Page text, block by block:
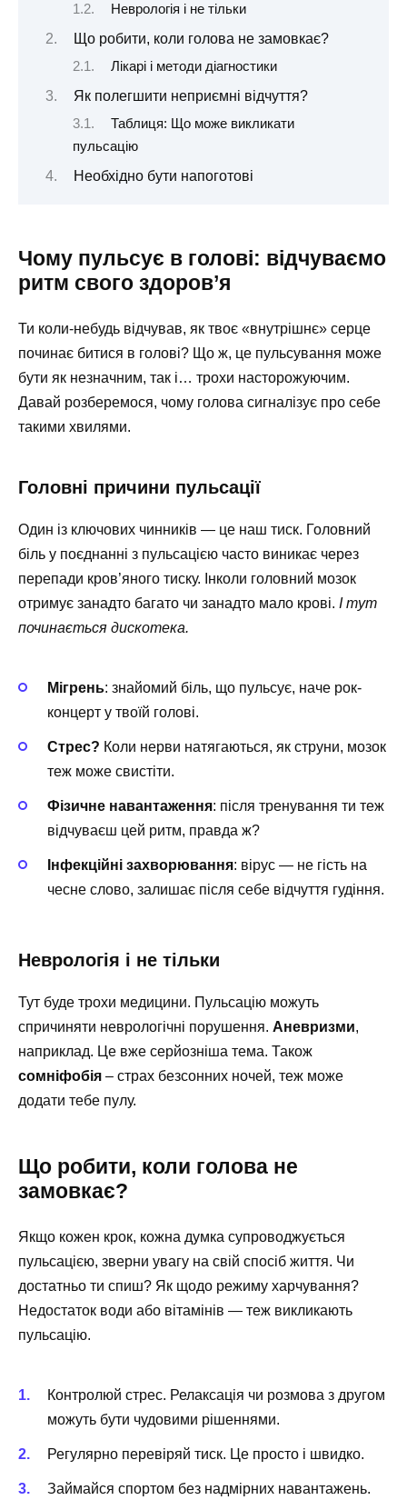
Неврологія і не тільки
Що робити, коли голова не замовкає?
Лікарі і методи діагностики
Як полегшити неприємні відчуття?
Таблиця: Що може викликати
пульсацію
Необхідно бути напоготові
Чому пульсує в голові: відчуваємо
ритм свого здоров’я
Ти коли-небудь відчував, як твоє «внутрішнє» серце
починає битися в голові? Що ж, це пульсування може
бути як незначним, так і… трохи насторожуючим.
Давай розберемося, чому голова сигналізує про себе
такими хвилями.
Головні причини пульсації
Один із ключових чинників — це наш тиск. Головний
біль у поєднанні з пульсацією часто виникає через
перепади кров’яного тиску. Інколи головний мозок
отримує занадто багато чи занадто мало крові. І тут
починається дискотека.
Мігрень: знайомий біль, що пульсує, наче рок-
концерт у твоїй голові.
Стрес? Коли нерви натягаються, як струни, мозок
теж може свистіти.
Фізичне навантаження: після тренування ти теж
відчуваєш цей ритм, правда ж?
Інфекційні захворювання: вірус — не гість на
чесне слово, залишає після себе відчуття гудіння.
Неврологія і не тільки
Тут буде трохи медицини. Пульсацію можуть
спричиняти неврологічні порушення. Аневризми,
наприклад. Це вже серйозніша тема. Також
сомніфобія – страх безсонних ночей, теж може
додати тебе пулу.
Що робити, коли голова не
замовкає?
Якщо кожен крок, кожна думка супроводжується
пульсацією, зверни увагу на свій спосіб життя. Чи
достатньо ти спиш? Як щодо режиму харчування?
Недостаток води або вітамінів — теж викликають
пульсацію.
Контролюй стрес. Релаксація чи розмова з другом
можуть бути чудовими рішеннями.
Регулярно перевіряй тиск. Це просто і швидко.
Займайся спортом без надмірних навантажень.